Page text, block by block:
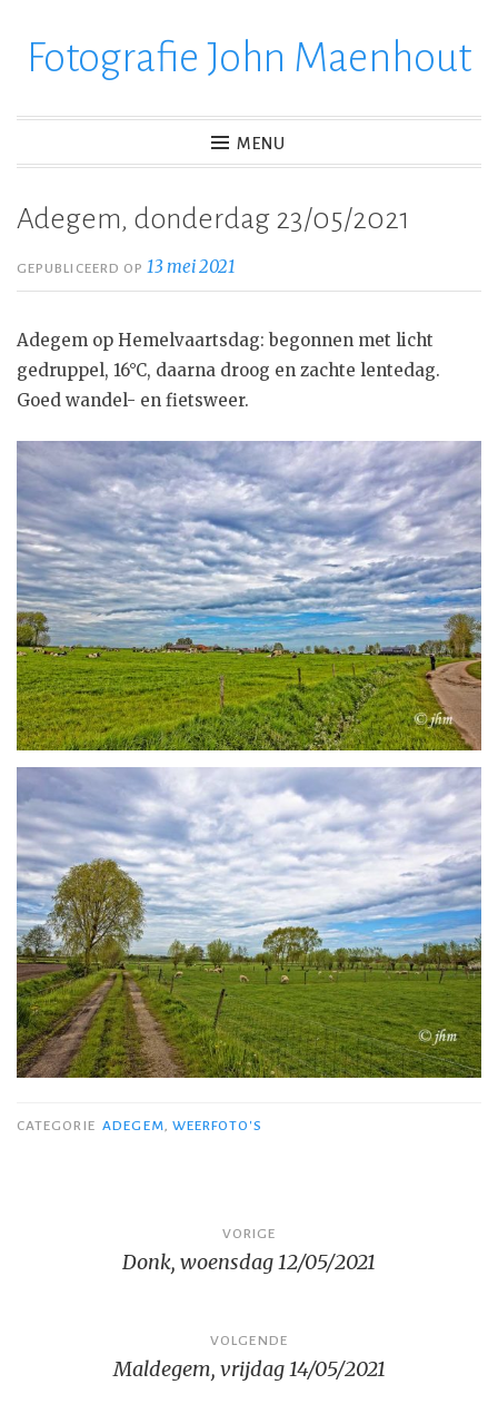
verderFotografie John Maenhout
MENU
Adegem, donderdag 23/05/2021
GEPUBLICEERD OP13 mei 2021
Adegem op Hemelvaartsdag: begonnen met licht
gedruppel, 16°C, daarna droog en zachte lentedag.
Goed wandel- en fietsweer.
CATEGORIE ADEGEM, WEERFOTO'S
navigatie
VORIGE
Donk, woensdag 12/05/2021
VOLGENDE
Maldegem, vrijdag 14/05/2021